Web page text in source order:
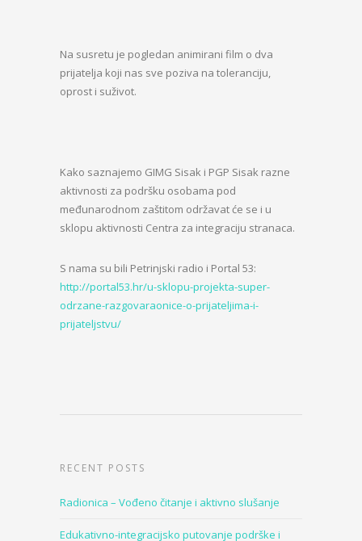
Na susretu je pogledan animirani film o dva
prijatelja koji nas sve poziva na toleranciju,
oprost i suživot.
Kako saznajemo GIMG Sisak i PGP Sisak razne
aktivnosti za podršku osobama pod
međunarodnom zaštitom održavat će se i u
sklopu aktivnosti Centra za integraciju stranaca.
S nama su bili Petrinjski radio i Portal 53:
http://portal53.hr/u-sklopu-projekta-super-
odrzane-razgovaraonice-o-prijateljima-i-
prijateljstvu/
RECENT POSTS
Radionica – Vođeno čitanje i aktivno slušanje
Edukativno-integracijsko putovanje podrške i